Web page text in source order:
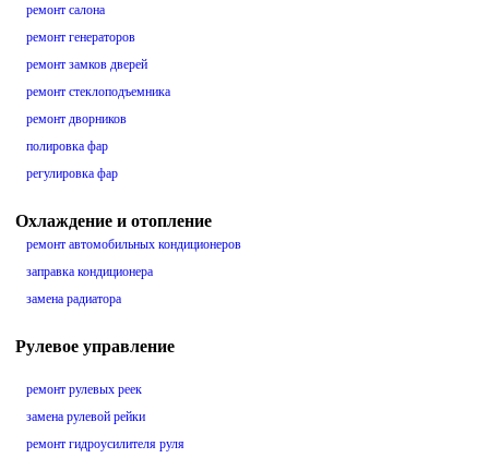
ремонт салона
ремонт генераторов
ремонт замков дверей
ремонт стеклоподъемника
ремонт дворников
полировка фар
регулировка фар
Охлаждение и отопление
ремонт автомобильных кондиционеров
заправка кондиционера
замена радиатора
Рулевое управление
ремонт рулевых реек
замена рулевой рейки
ремонт гидроусилителя руля